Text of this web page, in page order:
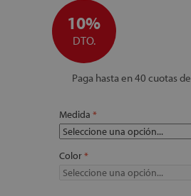
10%
DTO.
Paga hasta en 40 cuotas de
Medida
Color